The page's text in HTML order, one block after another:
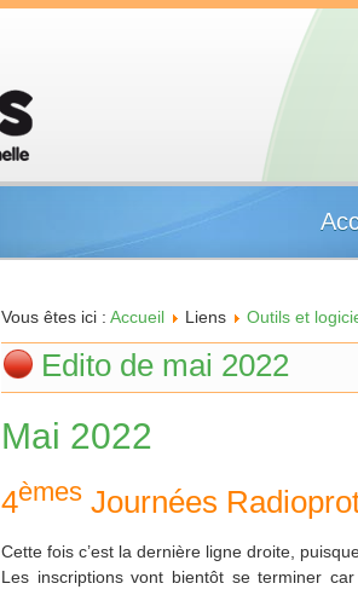
Vous êtes ici : Accueil Liens Outils et
Edito de mai 2022
Mai 2022
4èmes Journées
Cette fois c’est la dernière ligne droite,
Les inscriptions vont bientôt se terminer